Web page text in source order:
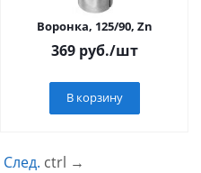
Воронка, 125/90, Zn
369 руб./шт
В корзину
След. ctrl →